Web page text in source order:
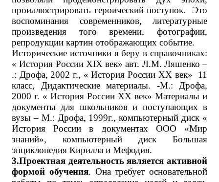
проиллюстрировать героический поступок. Это
воспоминания современников, литературные
произведения того времени, фотографии,
репродукции картин отображающих событие.
Исторические источники я беру в справочниках:
« История России XIX век» авт. Л.М. Ляшенко –
.: Дрофа, 2002 г., « История России XX век» 11
класс, Дидактические материалы. -М.: Дрофа,
2000 г. « История России ХХ век» Материалы и
документы для школьников и поступающих в
вузы – М.: Дрофа, 1999г., компьютерный диск «
История России в документах ООО «Мир
знаний», компьютерный диск Большая
энциклопедия Кирилла и Мефодия.
3.Проектная деятельность является активной
формой обучения. Она требует основательной